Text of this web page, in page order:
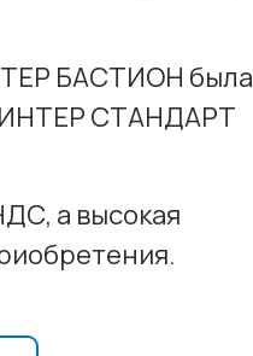
БАСТИОН была
СТАНДАРТ
а высокая